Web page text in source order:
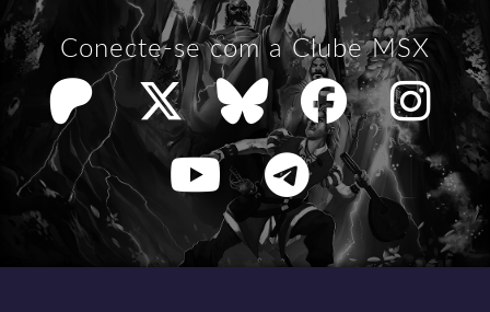
Conecte-se com a Clube MSX